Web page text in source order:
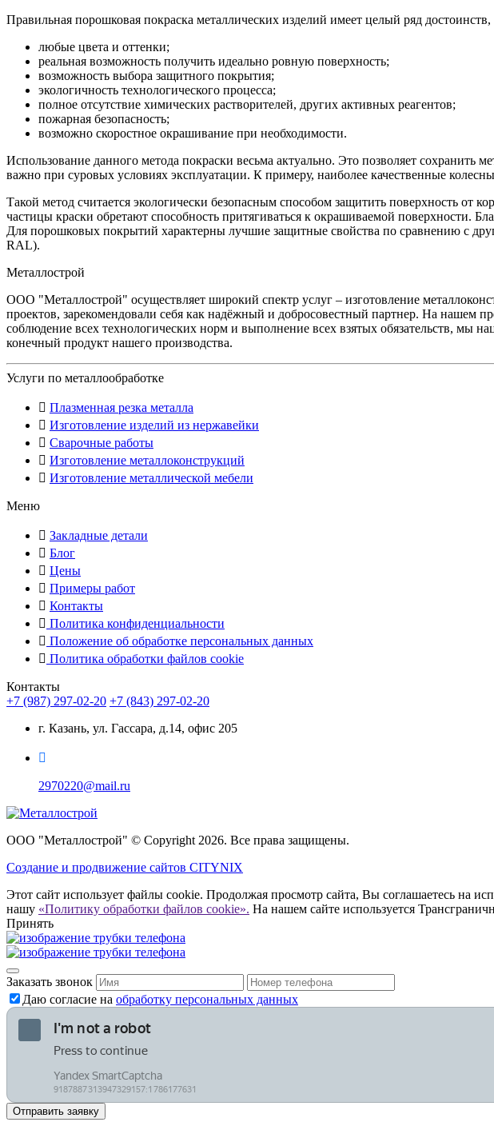
Правильная порошковая покраска металлических изделий имеет целый ряд
любые цвета и оттенки;
реальная возможность получить идеально ровную поверхность;
возможность выбора защитного покрытия;
экологичность технологического процесса;
полное отсутствие химических растворителей, других активных реагентов;
пожарная безопасность;
возможно скоростное окрашивание при необходимости.
Использование данного метода покраски весьма актуально. Это позволяет
важно при суровых условиях эксплуатации. К примеру, наиболее качественные
Такой метод считается экологически безопасным способом защитить поверхность от
частицы краски обретают способность притягиваться к окрашиваемой поверхности.
Для порошковых покрытий характерны лучшие защитные свойства по сравнению с
RAL).
Металлострой
ООО "Металлострой" осуществляет широкий спектр услуг – изготовление
проектов, зарекомендовали себя как надёжный и добросовестный партнер. На нашем
соблюдение всех технологических норм и выполнение всех взятых обязательств, мы
конечный продукт нашего производства.
Услуги по металлообработке
Плазменная резка металла
Изготовление изделий из нержавейки
Сварочные работы
Изготовление металлоконструкций
Изготовление металлической мебели
Меню
Закладные детали
Блог
Цены
Примеры работ
Контакты
Политика конфиденциальности
Положение об обработке персональных данных
Политика обработки файлов cookie
Контакты
+7 (987) 297-02-20 +7 (843) 297-02-20
г. Казань, ул. Гассара, д.14, офис 205
2970220@mail.ru
ООО "Металлострой" © Copyright 2026. Все права защищены.
Создание и продвижение сайтов CITYNIX
Этот сайт использует файлы cookie. Продолжая просмотр сайта, Вы соглашаетесь на
нашу «Политику обработки файлов cookie». На нашем сайте используется
Принять
Заказать звонок
Даю согласие на обработку персональных данных